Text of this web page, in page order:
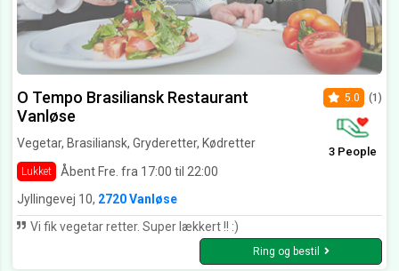
O Tempo Brasiliansk Restaurant
Vanløse
Vegetar, Brasiliansk, Gryderetter, Kødretter
Lukket Åbent Fre. fra 17:00 til 22:00
5.0 (1)
3 People
Jyllingevej 10, 2720 Vanløse
Vi fik vegetar retter. Super lækkert !! :)
Ring og bestil